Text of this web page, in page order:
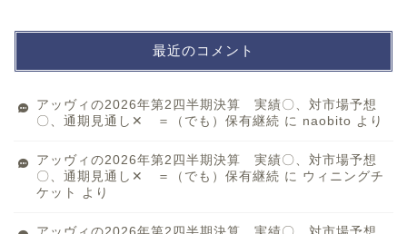
最近のコメント
アッヴィの2026年第2四半期決算 実績〇、対市場予想
〇、通期見通し✕ ＝（でも）保有継続 に naobito より
アッヴィの2026年第2四半期決算 実績〇、対市場予想
〇、通期見通し✕ ＝（でも）保有継続 に ウィニングチ
ケット
より